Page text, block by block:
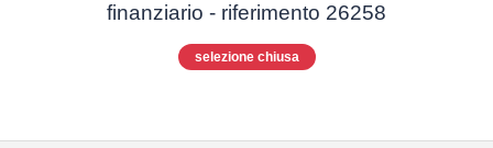
finanziario - riferimento 26258
selezione chiusa